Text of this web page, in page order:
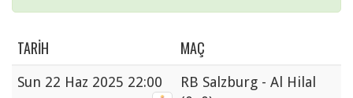
TARIH MAÇ
Sun 22 Haz 2025 22:00
RB Salzburg - Al Hilal